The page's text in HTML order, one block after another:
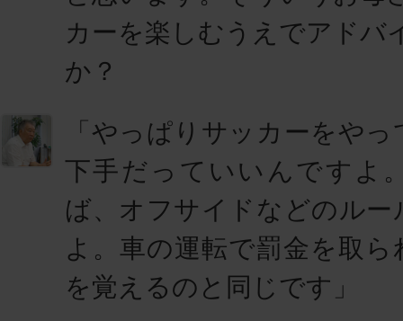
カーを楽しむうえでアドバ
か？
「やっぱり サッカーをやっ
下手だっていいんですよ
ば、オフサイドなどのル
よ。車の運転で罰金を取
を覚えるのと同じです」